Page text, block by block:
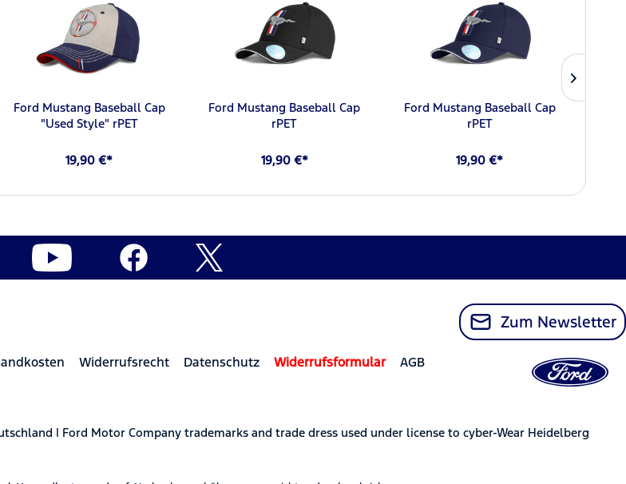
Ford Mustang Baseball Cap
"Used Style" rPET
19,90 €*
Ford Mustang Baseball Cap
rPET
19,90 €*
Ford Mustang Baseball Cap
rPET
19,90 €*
Zum Newsletter
Widerrufsrecht Datenschutz Widerrufsformular
AGB
| Ford Motor Company trademarks and trade dress used under license to cyber-Wear Heidelberg